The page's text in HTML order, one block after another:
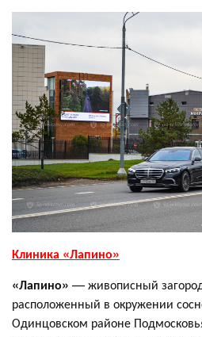
Клиника «Лапино»
«Лапино» — живописный
расположенный в окружении
Одинцовском районе